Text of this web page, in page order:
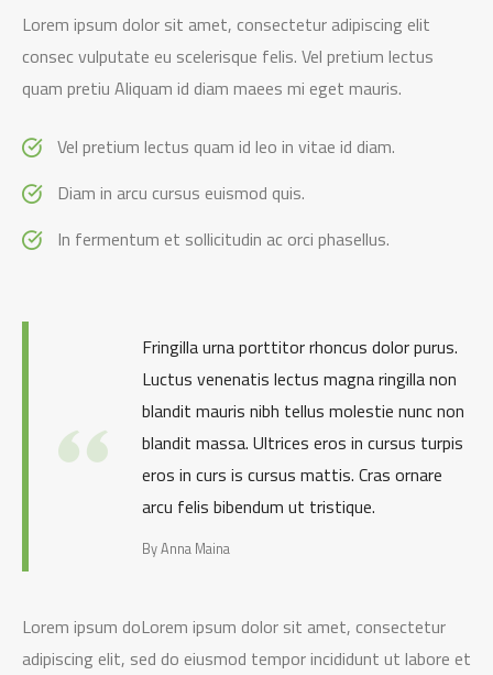
Lorem ipsum dolor sit amet, consectetur adipiscing elit
consec vulputate eu scelerisque felis. Vel pretium lectus
quam pretiu Aliquam id diam maees mi eget mauris.
Vel pretium lectus quam id leo in vitae id diam.
Diam in arcu cursus euismod quis.
In fermentum et sollicitudin ac orci phasellus.
Fringilla urna porttitor rhoncus dolor purus.
Luctus venenatis lectus magna ringilla non
blandit mauris nibh tellus molestie nunc non
blandit massa. Ultrices eros in cursus turpis
eros in curs is cursus mattis. Cras ornare
arcu felis bibendum ut tristique.
By Anna Maina
Lorem ipsum doLorem ipsum dolor sit amet, consectetur
adipiscing elit, sed do eiusmod tempor incididunt ut labore et